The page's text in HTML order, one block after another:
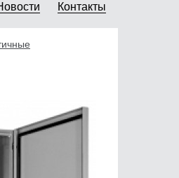
Контакты